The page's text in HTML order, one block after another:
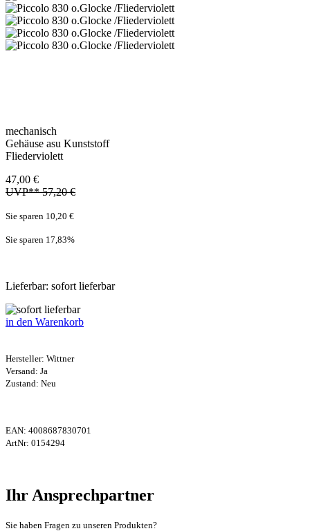
mechanisch
Gehäuse asu Kunststoff
Fliederviolett
47,00 €
UVP** 57,20 €
Sie sparen 10,20 €
Sie sparen 17,83%
Lieferbar: sofort lieferbar
in den Warenkorb
Hersteller: Wittner
Versand: Ja
Zustand: Neu
EAN: 4008687830701
ArtNr: 0154294
Ihr Ansprechpartner
Sie haben Fragen zu unseren Produkten?